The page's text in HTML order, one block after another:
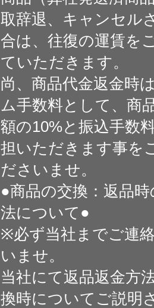
取辞退、キャンセル
合は、往復の運賃を
ていただきます。
尚、商品代金返金時
ム手数料として、商
額の10%と振込手数
担いただきます事を
ださいませ。
●商品の交換：返品
法について●
※必ず当社までご連
いませ。
当社にて返品返金方
換時についてご説明